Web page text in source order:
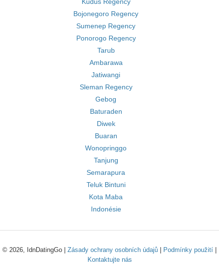
Bojonegoro Regency
Sumenep Regency
Ponorogo Regency
Tarub
Ambarawa
Jatiwangi
Sleman Regency
Gebog
Baturaden
Diwek
Buaran
Wonopringgo
Tanjung
Semarapura
Teluk Bintuni
Kota Maba
Indonésie
© 2026, IdnDatingGo | Zásady ochrany osobních údajů Podmínky použití
Kontaktujte nás